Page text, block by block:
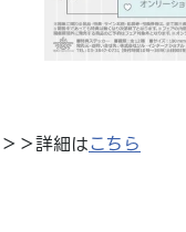
＞＞詳細はこちら